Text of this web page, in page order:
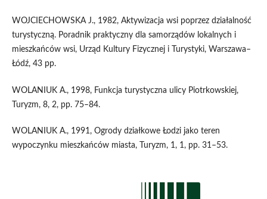
WOJCIECHOWSKA J., 1982, Aktywizacja wsi poprzez działalność
turystyczną. Poradnik praktyczny dla samorządów lokalnych i
mieszkańców wsi, Urząd Kultury Fizycznej i Turystyki, Warszawa–
Łódź, 43 pp.
WOLANIUK A., 1998, Funkcja turystyczna ulicy Piotrkowskiej,
Turyzm, 8, 2, pp. 75–84.
WOLANIUK A., 1991, Ogrody działkowe Łodzi jako teren
wypoczynku mieszkańców miasta, Turyzm, 1, 1, pp. 31–53.